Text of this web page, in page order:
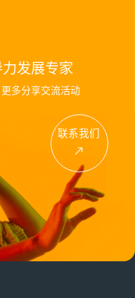
发展专家
多分享交流活动
联系我们